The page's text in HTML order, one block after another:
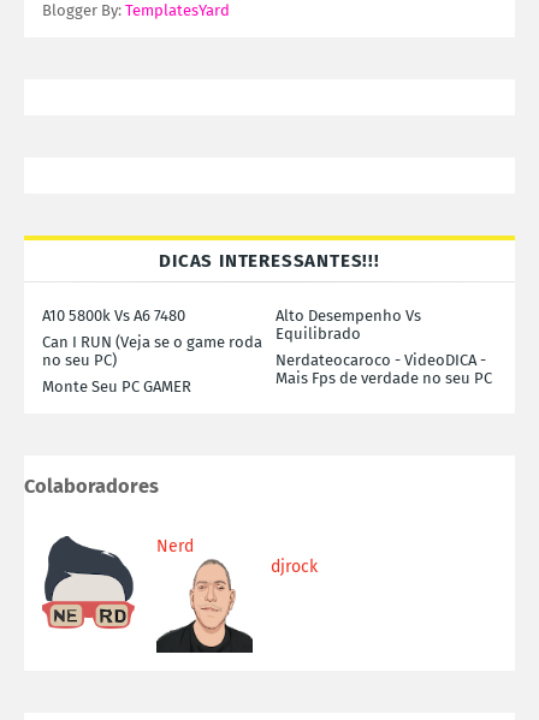
Blogger By: TemplatesYard
DICAS INTERESSANTES!!!
A10 5800k Vs A6 7480
Alto Desempenho Vs
Equilibrado
Can I RUN (Veja se o game roda
no seu PC)
Nerdateocaroco - VideoDICA -
Mais Fps de verdade no seu PC
Monte Seu PC GAMER
Colaboradores
Nerd
djrock